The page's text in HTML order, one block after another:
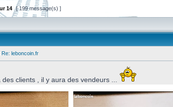
14 [ 199 message(s) ]
Re: leboncoin.fr
clients , il y aura des vendeurs ...